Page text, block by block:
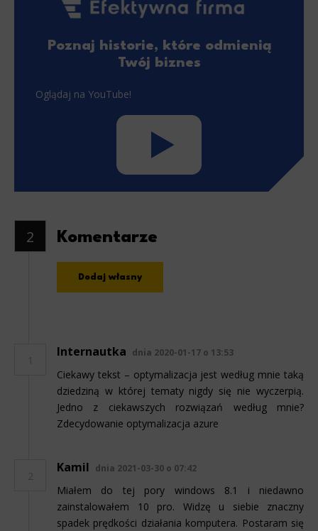
Poznaj historie, które odmienią
Twój biznes
Oglądaj na YouTube!
2 Komentarze
Dodaj własny
Internautka dnia 2020-01-17 o 13:53
Ciekawy tekst – optymalizacja jest według mnie taką
dziedziną w której tematy nigdy się nie wyczerpią.
Jedno z ciekawszych rozwiązań według mnie?
Zdecydowanie optymalizacja azure
Kamil dnia 2021-03-30 o 07:42
Miałem do tej pory windows 8.1 i niedawno
zainstalowałem 10 pro. Widzę u siebie znaczny
spadek prędkości działania komputera. Postaram się